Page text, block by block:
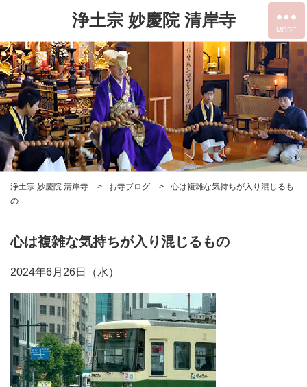
浄土宗 妙慶院 清岸寺
浄土宗 妙慶院 清岸寺 お寺ブログ
心は複雑な気持ちが入り混じるも
の
心は複雑な気持ちが入り混じるもの
2024年6月26日（水）